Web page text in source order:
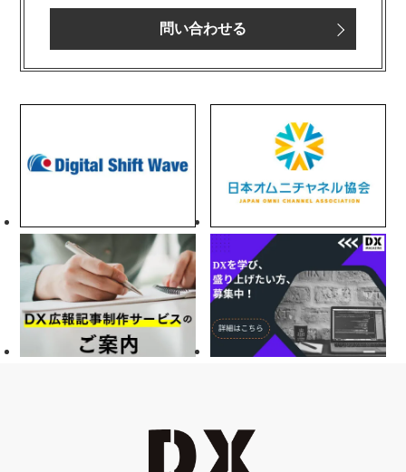
問い合わせる